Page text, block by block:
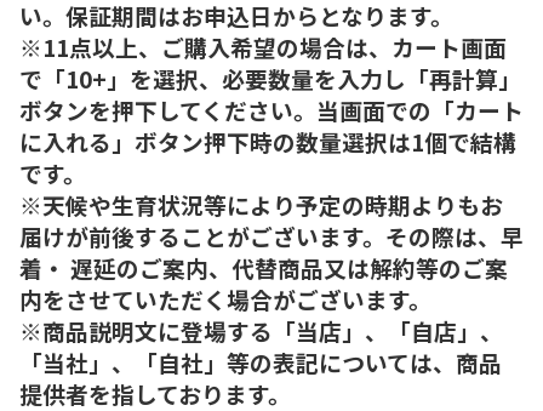
い。保証期間はお申込日からとなります。
※11点以上、ご購入希望の場合は、カート画面
で「10+」を選択、必要数量を入力し「再計算」
ボタンを押下してください。当画面での「カート
に入れる」ボタン押下時の数量選択は1個で結構
です。
※天候や生育状況等により予定の時期よりもお
届けが前後することがございます。その際は、早
着・ 遅延のご案内、代替商品又は解約等のご案
内をさせていただく場合がございます。
※商品説明文に登場する「当店」、「自店」、
「当社」、「自社」等の表記については、商品
提供者を指しております。